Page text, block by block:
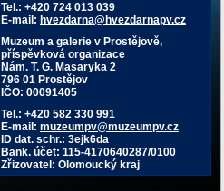
Tel.: +420 724 013 039
E-mail: hvezdarna@hvezdarnapv.cz
Muzeum a galerie v Prostějově,
příspěvková organizace
Nám. T. G. Masaryka 2
796 01 Prostějov
IČO: 00091405
Tel.: +420 582 330 991
E-mail: muzeumpv@muzeumpv.cz
ID dat. schr.: 3ejk6da
Bank. účet: 115-4170640287/0100
Zřizovatel: Olomoucký kraj